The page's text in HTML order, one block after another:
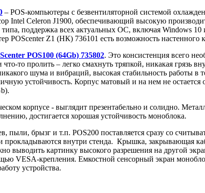
– POS-компьютеры с безвентиляторной системой
Celeron J1900, обеспечивающий высокую
поддержка всех актуальных ОС, включая Windows
POSсenter Z1 (НК) 736101 есть возможность настенного
POS100 (64Gb) 735802. Это консистенция всего
то пролить – легко смахнуть тряпкой, никакая грязь
шума и вибраций, высокая стабильность работы в
устойчивость. Корпус матовый и на нем не остается
корпусе - выглядит презентабельно и солидно.
достигается хорошая устойчивость моноблока.
брызг и т.п. POS200 поставляется сразу со
внутри стенда. Крышка, закрывающая
выводить картинку высокого разрешения на другой
VESA-крепления. Емкостной сенсорный экран
устройства.